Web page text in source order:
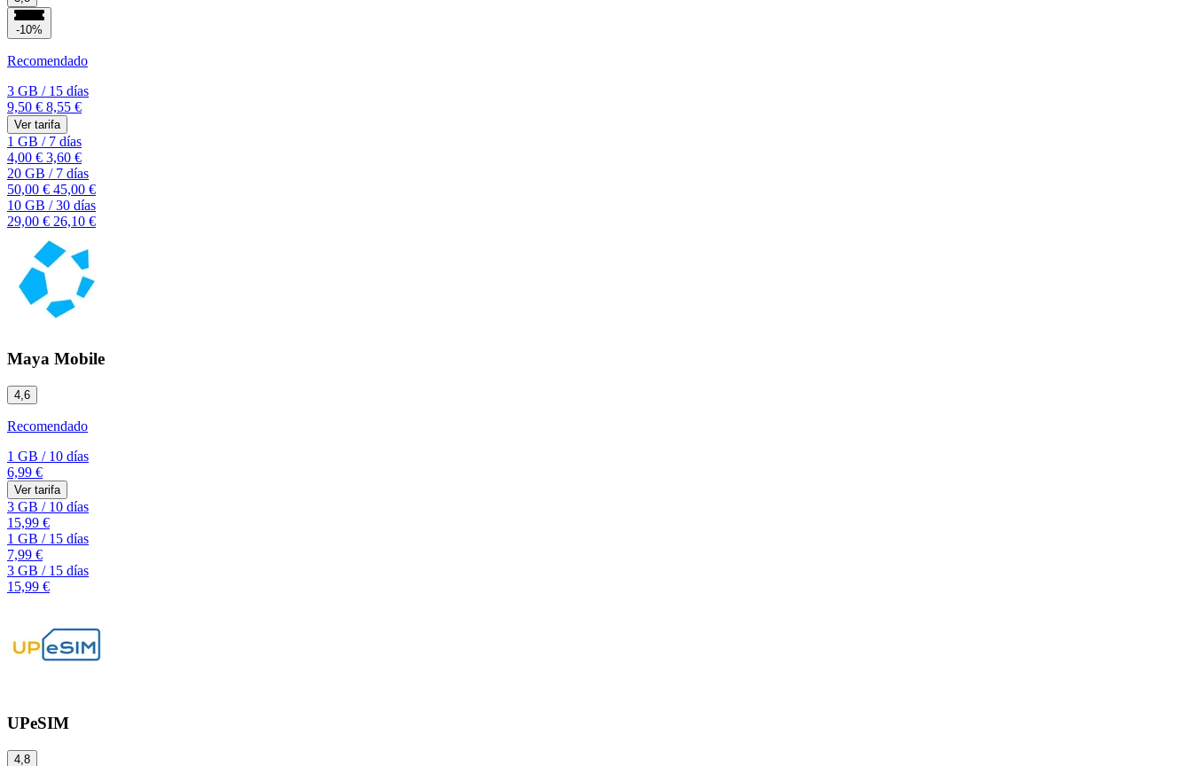
-10%
Recomendado
3 GB /15 días
9,50 € 8,55 €
Ver tarifa
1 GB /7 días
4,00 € 3,60 €
20 GB /7 días
50,00 € 45,00 €
10 GB /30 días
29,00 € 26,10 €
Maya Mobile
4,6
Recomendado
1 GB /10 días
6,99 €
Ver tarifa
3 GB /10 días
15,99 €
1 GB /15 días
7,99 €
3 GB /15 días
15,99 €
UPeSIM
4,8